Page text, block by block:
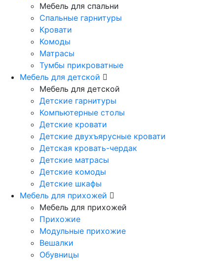
Мебель для спальни
Спальные гарнитуры
Кровати
Комоды
Матрасы
Тумбы прикроватные
Мебель для детской
Мебель для детской
Детские гарнитуры
Компьютерные столы
Детские кровати
Детские двухъярусные кровати
Детская кровать-чердак
Детские матрасы
Детские комоды
Детские шкафы
Мебель для прихожей
Мебель для прихожей
Прихожие
Модульные прихожие
Вешалки
Обувницы